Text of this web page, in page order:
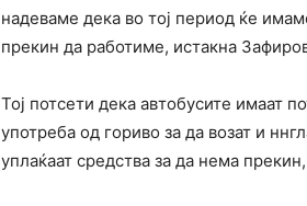
надеваме дека во тој период ќе
прекин да работиме, истакна
Тој потсети дека автобусите имаат
употреба од гориво за да возат и
уплаќаат средства за да нема